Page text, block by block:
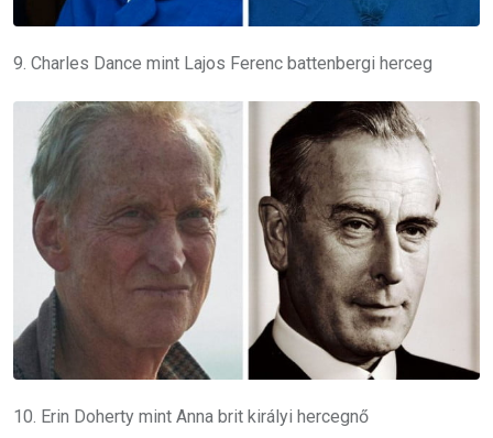
9. Charles Dance mint Lajos Ferenc battenbergi herceg
10. Erin Doherty mint Anna brit királyi hercegnő